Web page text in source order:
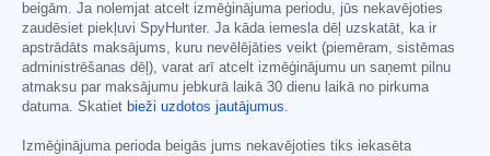
beigām. Ja nolemjat atcelt izmēģinājuma periodu, jūs nekavējoties
zaudēsiet piekļuvi SpyHunter. Ja kāda iemesla dēļ uzskatāt, ka ir
apstrādāts maksājums, kuru nevēlējāties veikt (piemēram, sistēmas
administrēšanas dēļ), varat arī atcelt izmēģinājumu un saņemt pilnu
atmaksu par maksājumu jebkurā laikā 30 dienu laikā no pirkuma
datuma. Skatiet bieži uzdotos jautājumus.
Izmēģinājuma perioda beigās jums nekavējoties tiks iekasēta